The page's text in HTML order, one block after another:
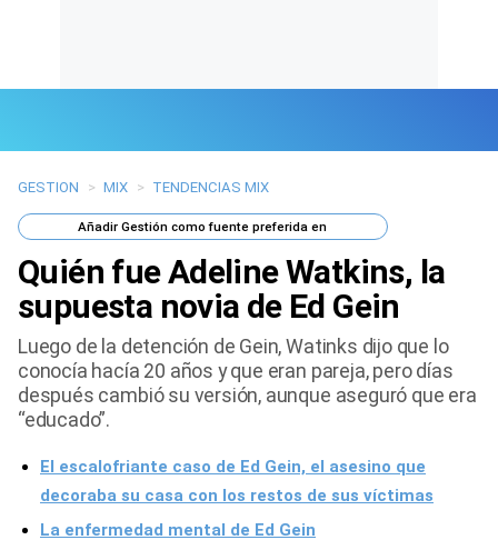
Últimas Noticias
Mi Bolsillo
Gente
Vida Laboral
Sports
GESTION > MIX > TENDENCIAS MIX
AñadirGestión como fuente preferida en
Quién fue Adeline Watkins, la
supuesta novia de Ed Gein
Luego de la detención de Gein, Watinks dijo que lo
conocía hacía 20 años y que eran pareja, pero días
después cambió su versión, aunque aseguró que era
“educado”.
El escalofriante caso de Ed Gein, el asesino que
decoraba su casa con los restos de sus víctimas
La enfermedad mental de Ed Gein